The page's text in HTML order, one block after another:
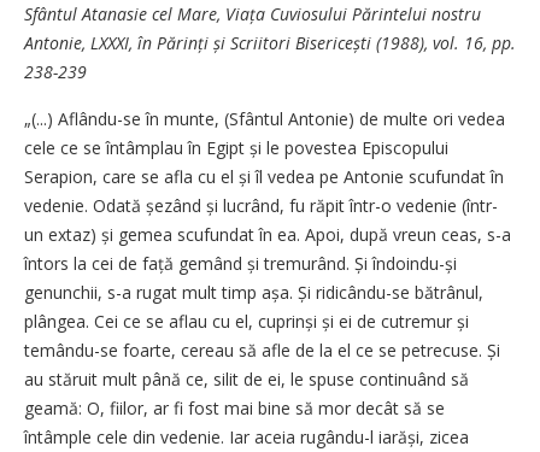
Sfântul Atanasie cel Mare, Viața Cuviosului Părintelui nostru
Antonie, LXXXI, în Părinți și Scriitori Bisericești (1988), vol. 16, pp.
238-239
„(...) Aflându-se în munte, (Sfântul Antonie) de multe ori vedea
cele ce se întâmplau în Egipt și le povestea Episcopului
Serapion, care se afla cu el și îl vedea pe Antonie scufundat în
vedenie. Odată șezând și lucrând, fu răpit într-o vedenie (într-
un extaz) și gemea scufundat în ea. Apoi, după vreun ceas, s-a
întors la cei de față gemând și tremurând. Și îndoindu-și
genunchii, s-a rugat mult timp așa. Și ridicându-se bătrânul,
plângea. Cei ce se aflau cu el, cuprinși și ei de cutremur și
temându-se foarte, cereau să afle de la el ce se petrecuse. Și
au stăruit mult până ce, silit de ei, le spuse continuând să
geamă: O, fiilor, ar fi fost mai bine să mor decât să se
întâmple cele din vedenie. Iar aceia rugându-l iarăși, zicea